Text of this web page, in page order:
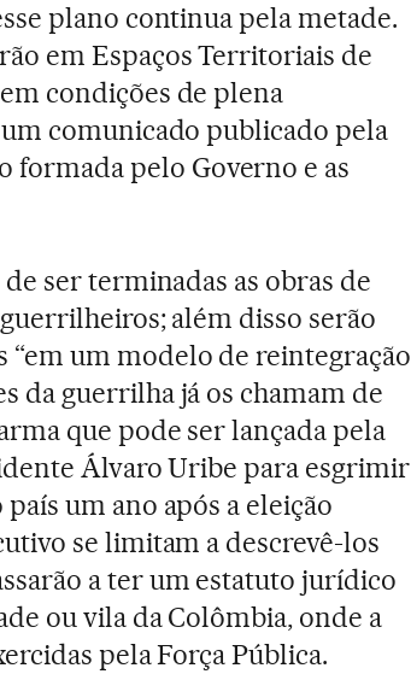
plano continua pela metade.
em Espaços Territoriais de
condições de plena
comunicado publicado pela
formada pelo Governo e as
ser terminadas as obras de
além disso serão
um modelo de reintegração
da guerrilha já os chamam de
que pode ser lançada pela
Álvaro Uribe para esgrimir
um ano após a eleição
se limitam a descrevê-los
a ter um estatuto jurídico
ou vila da Colômbia, onde a
pela Força Pública.